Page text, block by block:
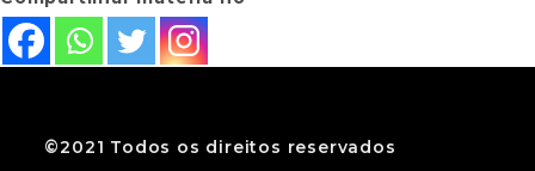
©2021 Todos os direitos reservados